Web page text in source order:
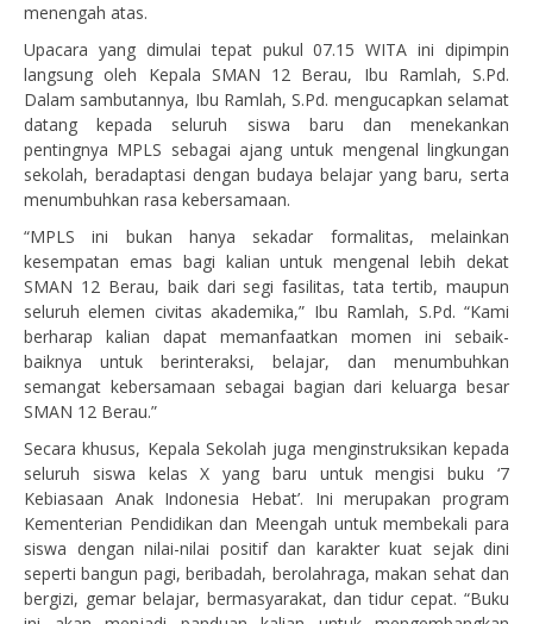
menengah atas.
Upacara yang dimulai tepat pukul 07.15 WITA ini dipimpin
langsung oleh Kepala SMAN 12 Berau, Ibu Ramlah, S.Pd.
Dalam sambutannya, Ibu Ramlah, S.Pd. mengucapkan selamat
datang kepada seluruh siswa baru dan menekankan
pentingnya MPLS sebagai ajang untuk mengenal lingkungan
sekolah, beradaptasi dengan budaya belajar yang baru, serta
menumbuhkan rasa kebersamaan.
“MPLS ini bukan hanya sekadar formalitas, melainkan
kesempatan emas bagi kalian untuk mengenal lebih dekat
SMAN 12 Berau, baik dari segi fasilitas, tata tertib, maupun
seluruh elemen civitas akademika,” Ibu Ramlah, S.Pd. “Kami
berharap kalian dapat memanfaatkan momen ini sebaik-
baiknya untuk berinteraksi, belajar, dan menumbuhkan
semangat kebersamaan sebagai bagian dari keluarga besar
SMAN 12 Berau.”
Secara khusus, Kepala Sekolah juga menginstruksikan kepada
seluruh siswa kelas X yang baru untuk mengisi buku ‘7
Kebiasaan Anak Indonesia Hebat’. Ini merupakan program
Kementerian Pendidikan dan Meengah untuk membekali para
siswa dengan nilai-nilai positif dan karakter kuat sejak dini
seperti bangun pagi, beribadah, berolahraga, makan sehat dan
bergizi, gemar belajar, bermasyarakat, dan tidur cepat. “Buku